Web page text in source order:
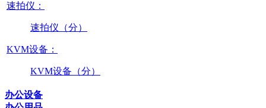
速拍仪：
速拍仪（分）
KVM设备：
KVM设备（分）
办公设备